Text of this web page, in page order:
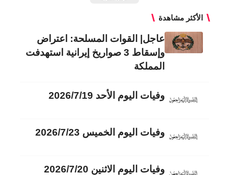
الأكثر مشاهدة
عاجل| القوات المسلحة: اعتراض
وإسقاط 3 صواريخ إيرانية استهدفت
المملكة
وفيات اليوم الأحد 2026/7/19
وفيات اليوم الخميس 2026/7/23
وفيات اليوم الاثنين 2026/7/20